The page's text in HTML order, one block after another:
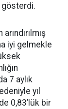
gösterdi.
iyi gelmekle
7 aylık
yıl
0,83’lük bir